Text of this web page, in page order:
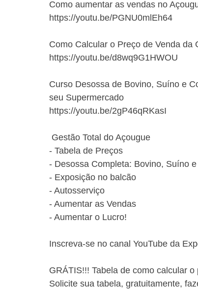
Como aumentar as vendas no
https://youtu.be/PGNU0mlEh64
Como Calcular o Preço de Venda da
https://youtu.be/d8wq9G1HWOU
Curso Desossa de Bovino, Suíno e
seu Supermercado
https://youtu.be/2gP46qRKasI
Gestão Total do Açougue
- Tabela de Preços
- Desossa Completa: Bovino, Suíno
- Exposição no balcão
- Autosserviço
- Aumentar as Vendas
- Aumentar o Lucro!
Inscreva-se no canal YouTube da
GRÁTIS!!! Tabela de como calcular
Solicite sua tabela, gratuitamente,